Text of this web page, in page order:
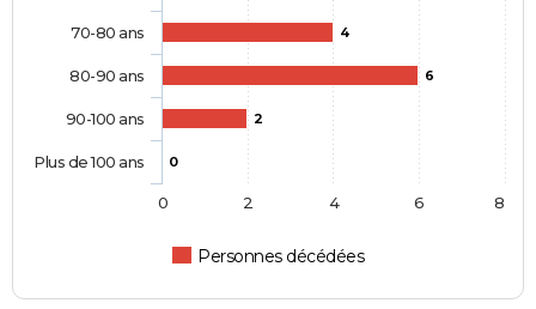
4
6
2
0
Personnes décédées
70-80 ans
80-90 ans
90-100 ans
Plus de 100 ans
0 2 4 6 8